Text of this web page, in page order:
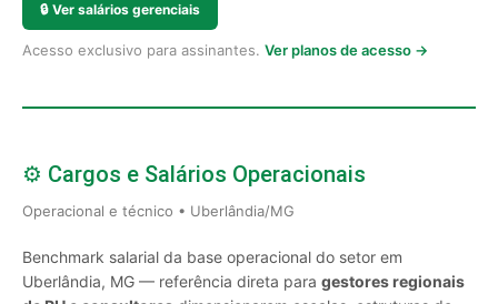
🔒 Ver salários gerenciais
Acesso exclusivo para assinantes. Ver planos de acesso →
⚙️ Cargos e Salários Operacionais
Operacional e técnico • Uberlândia/MG
Benchmark salarial da base operacional do setor em
Uberlândia, MG — referência direta para gestores regionais